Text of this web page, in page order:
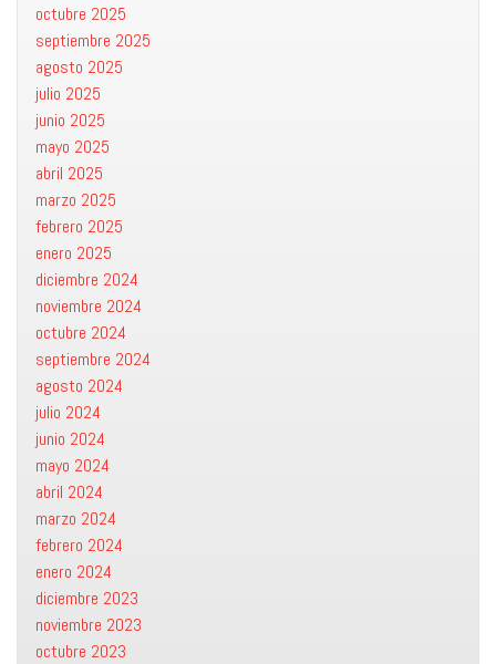
octubre 2025
septiembre 2025
agosto 2025
julio 2025
junio 2025
mayo 2025
abril 2025
marzo 2025
febrero 2025
enero 2025
diciembre 2024
noviembre 2024
octubre 2024
septiembre 2024
agosto 2024
julio 2024
junio 2024
mayo 2024
abril 2024
marzo 2024
febrero 2024
enero 2024
diciembre 2023
noviembre 2023
octubre 2023